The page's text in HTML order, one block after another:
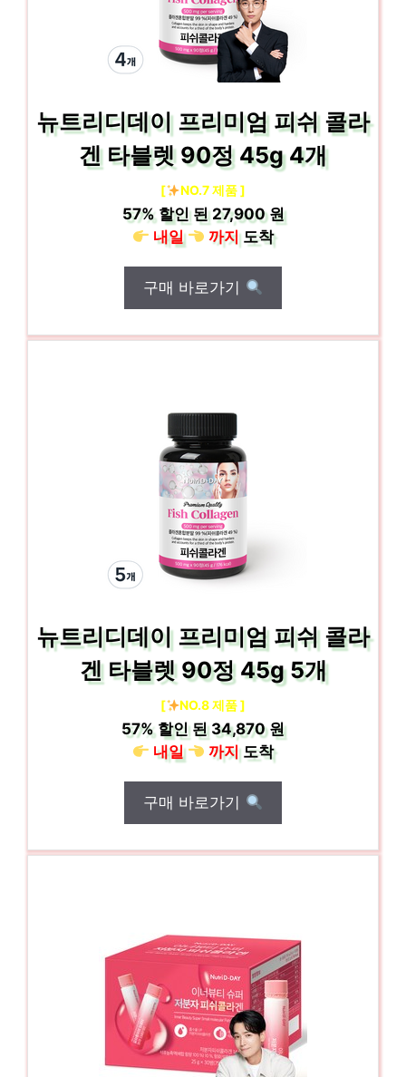
뉴트리디데이 프리미엄 피쉬 콜라
겐 타블렛 90정 45g 4개
[ NO.7 제품 ]
57%할인 된27,900 원
내일
까지도착
구매 바로가기
뉴트리디데이 프리미엄 피쉬 콜라
겐 타블렛 90정 45g 5개
[ NO.8 제품 ]
57%할인 된34,870 원
내일
까지도착
구매 바로가기